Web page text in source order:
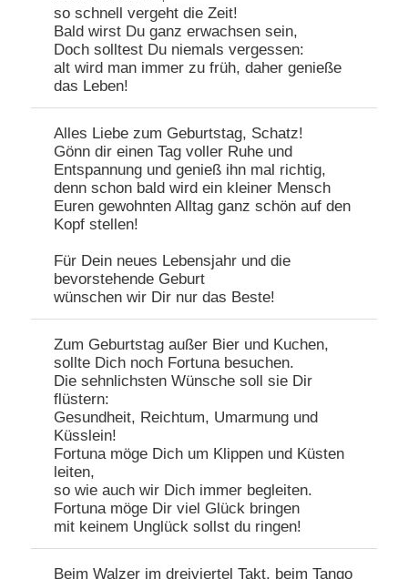
so schnell vergeht die Zeit!
Bald wirst Du ganz erwachsen sein,
Doch solltest Du niemals vergessen:
alt wird man immer zu früh, daher genieße
das Leben!
Alles Liebe zum Geburtstag, Schatz!
Gönn dir einen Tag voller Ruhe und
Entspannung und genieß ihn mal richtig,
denn schon bald wird ein kleiner Mensch
Euren gewohnten Alltag ganz schön auf den
Kopf stellen!
Für Dein neues Lebensjahr und die
bevorstehende Geburt
wünschen wir Dir nur das Beste!
Zum Geburtstag außer Bier und Kuchen,
sollte Dich noch Fortuna besuchen.
Die sehnlichsten Wünsche soll sie Dir
flüstern:
Gesundheit, Reichtum, Umarmung und
Küsslein!
Fortuna möge Dich um Klippen und Küsten
leiten,
so wie auch wir Dich immer begleiten.
Fortuna möge Dir viel Glück bringen
mit keinem Unglück sollst du ringen!
Beim Walzer im dreiviertel Takt, beim Tango